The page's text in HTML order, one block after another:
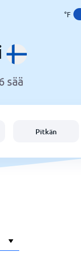
°F
sää
Pitkän